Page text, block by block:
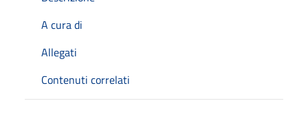
A cura di
Allegati
Contenuti correlati